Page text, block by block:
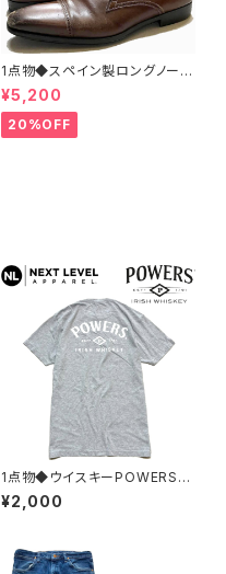
1点物◆スペイン製ロングノーズ
茶革靴レザーシューズ古着メン
ズ31レディースOKアメカジ90s
ストリート中古ブランド13ビッグ
サイズ373489
¥5,200
20%OFF
1点物◆ウイスキーPOWERSグ
レー/バックプリントTシャツ古着
メンズMLレディースOKアメカ
¥2,000